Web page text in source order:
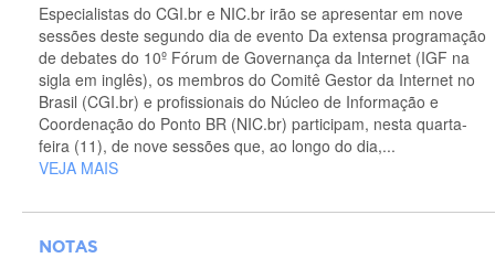
Especialistas do CGI.br e NIC.br irão se apresentar em nove
sessões deste segundo dia de evento Da extensa programação
de debates do 10º Fórum de Governança da Internet (IGF na
sigla em inglês), os membros do Comitê Gestor da Internet no
Brasil (CGI.br) e profissionais do Núcleo de Informação e
Coordenação do Ponto BR (NIC.br) participam, nesta quarta-
feira (11), de nove sessões que, ao longo do dia,...
VEJA MAIS
NOTAS